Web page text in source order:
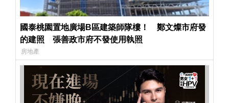
國泰桃園置地廣場B區建築師隊樓！ 鄭文燦市府發
的建照 張善政市府不發使用執照
房地產